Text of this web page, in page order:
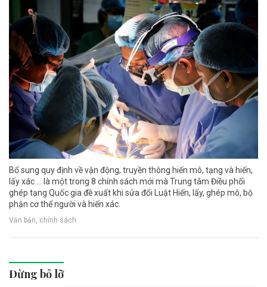
Bổ sung quy định về vận động, truyền thông hiến mô, tạng và hiến,
lấy xác ... là một trong 8 chính sách mới mà Trung tâm Điều phối
ghép tạng Quốc gia đề xuất khi sửa đổi Luật Hiến, lấy, ghép mô, bộ
phận cơ thể người và hiến xác.
Văn bản, chính sách
Đừng bỏ lỡ